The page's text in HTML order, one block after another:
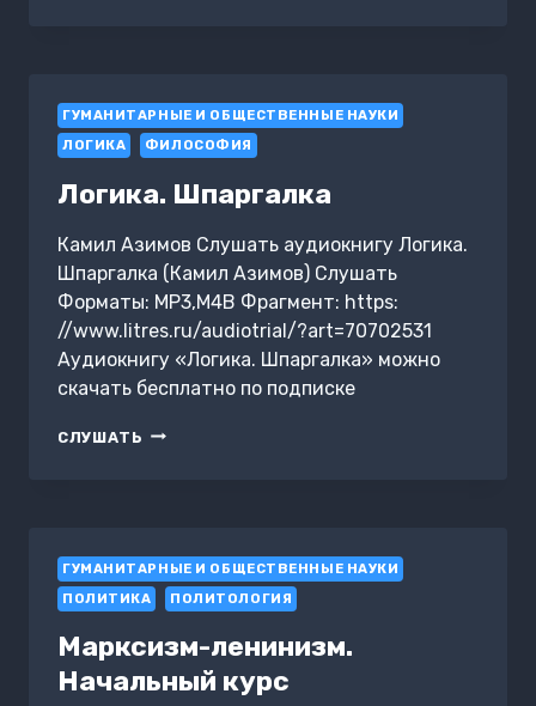
ГУМАНИТАРНЫЕ И ОБЩЕСТВЕННЫЕ НАУКИ
ЛОГИКА
ФИЛОСОФИЯ
Логика. Шпаргалка
Камил Азимов Слушать аудиокнигу Логика.
Шпаргалка (Камил Азимов) Слушать
Форматы: MP3,M4B Фрагмент: https:
//www.litres.ru/audiotrial/?art=70702531
Аудиокнигу «Логика. Шпаргалка» можно
скачать бесплатно по подписке
СЛУШАТЬ ЛОГИКА.
ГУМАНИТАРНЫЕ И ОБЩЕСТВЕННЫЕ НАУКИ
ПОЛИТИКА
ПОЛИТОЛОГИЯ
Марксизм-ленинизм.
Начальный курс